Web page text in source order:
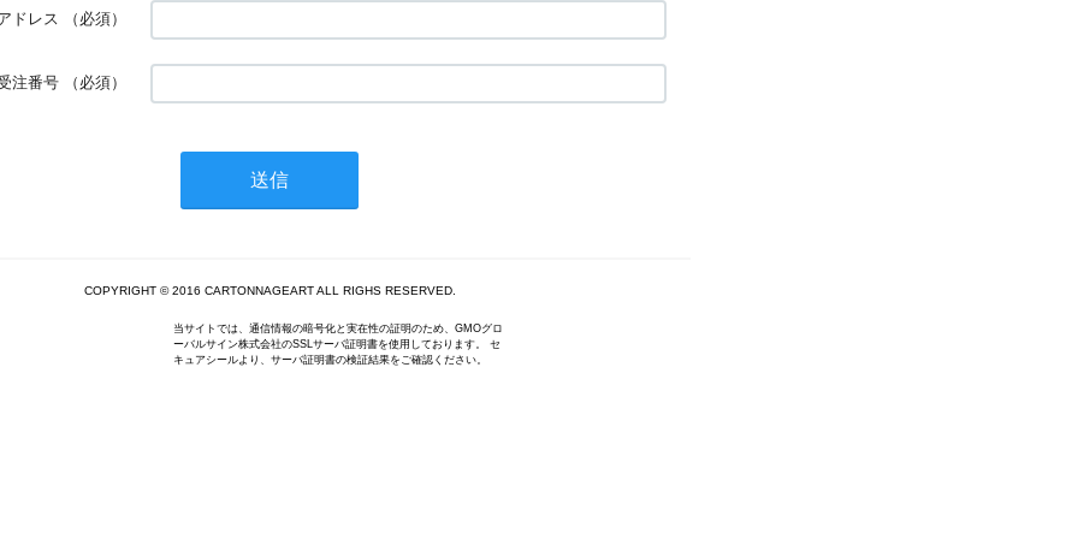
ドレス （必須）
注番号 （必須）
COPYRIGHT © 2016 CARTONNAGEART ALL RIGHS RESERVED.
当サイトでは、通信情報の暗号化と実在性の証明のため、GMOグロ
ーバルサイン株式会社のSSLサーバ証明書を使用しております。 セ
キュアシールより、サーバ証明書の検証結果をご確認ください。